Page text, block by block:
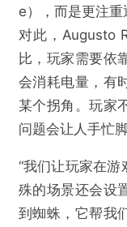
e），而是更注重
对此，Augusto
比，玩家需要依
会消耗电量，有
某个拐角。玩家
问题会让人手忙
“我们让玩家在
殊的场景还会设
到蜘蛛，它帮我